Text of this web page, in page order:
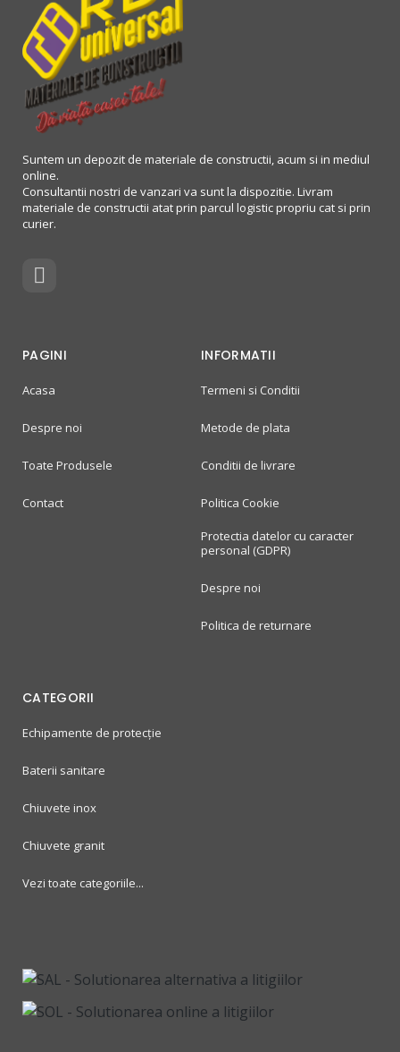
Suntem un depozit de materiale de constructii, acum si in mediul
online.
Consultantii nostri de vanzari va sunt la dispozitie. Livram
materiale de constructii atat prin parcul logistic propriu cat si prin
curier.
PAGINI
Acasa
Despre noi
Toate Produsele
Contact
INFORMATII
Termeni si Conditii
Metode de plata
Conditii de livrare
Politica Cookie
Protectia datelor cu caracter
personal (GDPR)
Despre noi
Politica de returnare
CATEGORII
Echipamente de protecție
Baterii sanitare
Chiuvete inox
Chiuvete granit
Vezi toate categoriile...